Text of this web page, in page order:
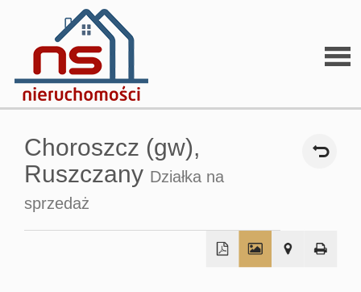
Choroszcz (gw),
Ruszczany Działka na
sprzedaż